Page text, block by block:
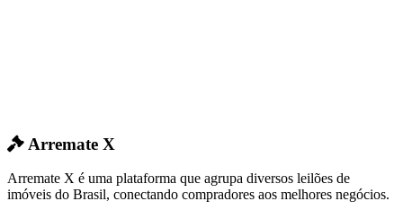
Arremate X
Arremate X é uma plataforma que agrupa diversos leilões de
imóveis do Brasil, conectando compradores aos melhores negócios.